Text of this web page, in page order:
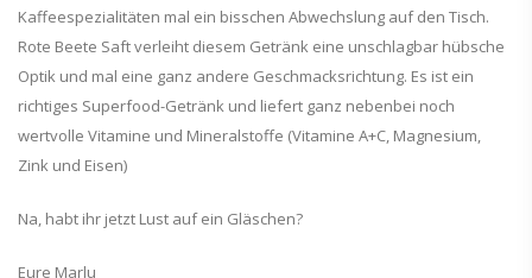
Kaffeespezialitäten mal ein bisschen Abwechslung auf den Tisch.
Rote Beete Saft verleiht diesem Getränk eine unschlagbar hübsche
Optik und mal eine ganz andere Geschmacksrichtung. Es ist ein
richtiges Superfood-Getränk und liefert ganz nebenbei noch
wertvolle Vitamine und Mineralstoffe (Vitamine A+C, Magnesium,
Zink und Eisen)
Na, habt ihr jetzt Lust auf ein Gläschen?
Eure Marlu